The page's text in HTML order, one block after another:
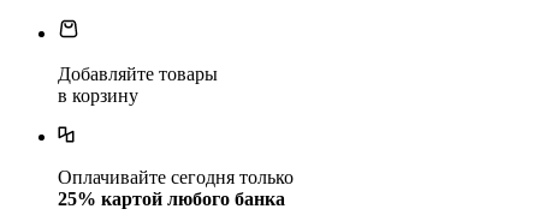
Добавляйте товары
в корзину
Оплачивайте сегодня только
25% картой любого банка